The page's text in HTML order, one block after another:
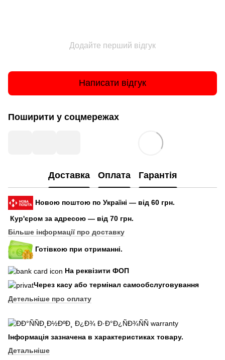
Додайте перший відгук
Написати відгук
Поширити у соцмережах
Доставка Оплата Гарантія
Новою поштою по Україні — від 60 грн.
Кур'єром за адресою — від 70 грн.
Більше інформації про доставку
Готівкою при отриманні.
На реквізити ФОП
Через касу або термінал самообслуговування
Детельніше про оплату
Інформація зазначена в характеристиках товару.
Детальніше